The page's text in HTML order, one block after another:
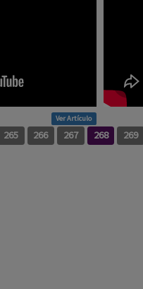
Ver Artículo
265 266 267 268 269